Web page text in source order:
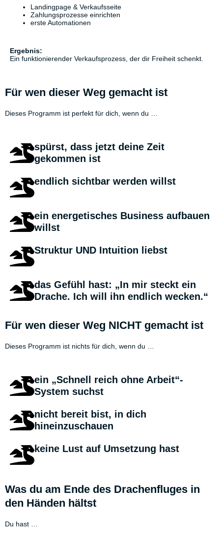
Landingpage & Verkaufsseite
Zahlungsprozesse einrichten
erste Automationen
Ergebnis:
Ein funktionierender Verkaufsprozess, der dir Freiheit schenkt.
Für wen dieser Weg gemacht ist
Dieses Programm ist perfekt für dich, wenn du …
spürst, dass jetzt deine Zeit
gekommen ist
endlich sichtbar werden willst
ein energetisches Business aufbauen
willst
Struktur UND Intuition liebst
das Gefühl hast: „In mir steckt ein
Drache. Ich will ihn endlich wecken.“
Für wen dieser Weg NICHT gemacht ist
Dieses Programm ist nichts für dich, wenn du …
ein „Schnell reich ohne Arbeit“-
System suchst
nicht bereit bist, in dich
hineinzuschauen
keine Lust auf Umsetzung hast
Was du am Ende des Drachenfluges in
den Händen hältst
Du hast …